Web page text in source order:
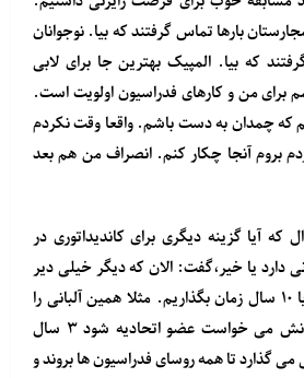
بارها تماس گرفتند که بیا. نوجوانان
که بیا. المپیک بهترین جا برای لابی
برای من و کارهای فدراسیون اولویت است.
که چمدان به دست باشم. واقعا وقت نکردم
بروم آنجا چکار کنم. انصراف من هم بعد
که آیا گزینه دیگری برای کاندیداتوری در
دارد یا خیر،گفت: الان که دیگر خیلی دیر
شده و باید ۴ یا ۵ سال یا ۱۰ سال زمان بگذاریم. مثلا همین آلبانی را
ببینید که رییس فدراسیونش می خواست عضو اتحادیه شود ۳ سال
گذارد تا همه روسای فدراسیون ها بروند و